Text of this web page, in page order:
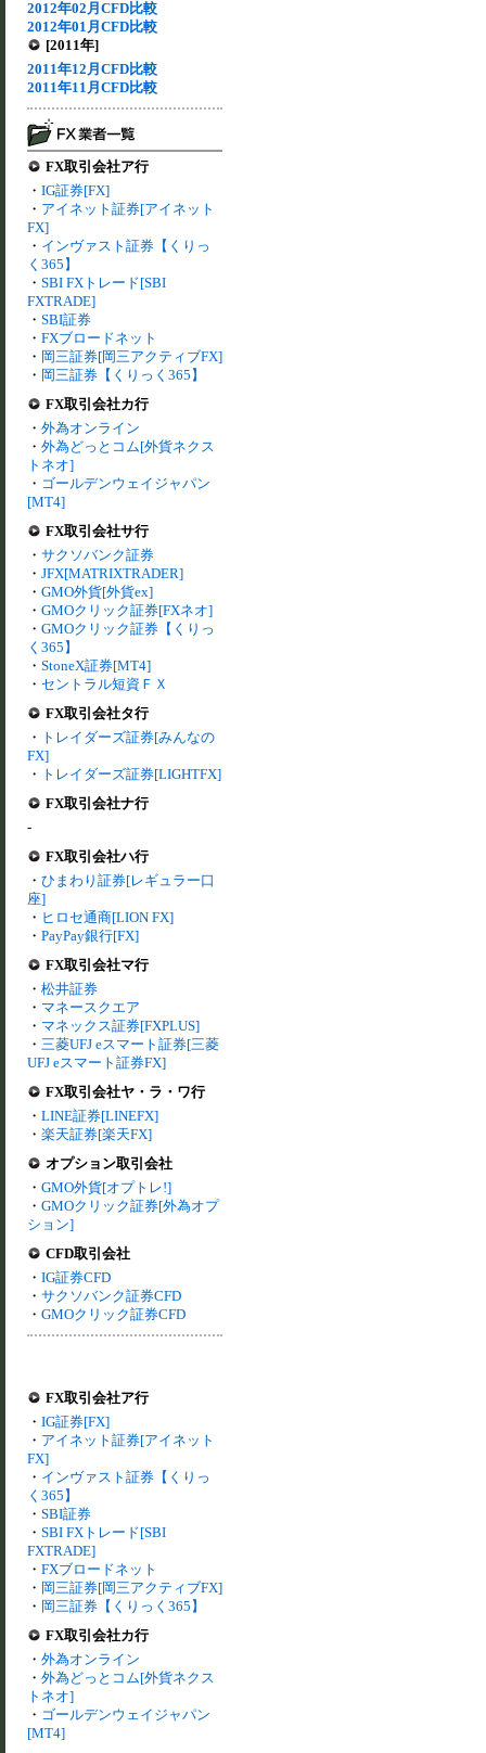
2012年02月CFD比較
2012年01月CFD比較
[2011年]
2011年12月CFD比較
2011年11月CFD比較
FX取引会社ア行
・ IG証券[FX]
・ アイネット証券[アイネット
FX]
・ インヴァスト証券【くりっ
く365】
・ SBI FXトレード[SBI
FXTRADE]
・ SBI証券
・ FXブロードネット
・ 岡三証券[岡三アクティブFX]
・ 岡三証券【くりっく365】
FX取引会社カ行
・ 外為オンライン
・ 外為どっとコム[外貨ネクス
トネオ]
・ ゴールデンウェイジャパン
[MT4]
FX取引会社サ行
・ サクソバンク証券
・ JFX[MATRIXTRADER]
・ GMO外貨[外貨ex]
・ GMOクリック証券[FXネオ]
・ GMOクリック証券【くりっ
く365】
・ StoneX証券[MT4]
・ セントラル短資ＦＸ
FX取引会社タ行
・ トレイダーズ証券[みんなの
FX]
・ トレイダーズ証券[LIGHTFX]
FX取引会社ナ行
-
FX取引会社ハ行
・ ひまわり証券[レギュラー口
座]
・ ヒロセ通商[LION FX]
・ PayPay銀行[FX]
FX取引会社マ行
・ 松井証券
・ マネースクエア
・ マネックス証券[FXPLUS]
・ 三菱UFJ eスマート証券[三菱
UFJ eスマート証券FX]
FX取引会社ヤ・ラ・ワ行
・ LINE証券[LINEFX]
・ 楽天証券[楽天FX]
オプション取引会社
・ GMO外貨[オプトレ!]
・ GMOクリック証券[外為オプ
ション]
CFD取引会社
・ IG証券CFD
・ サクソバンク証券CFD
・ GMOクリック証券CFD
FX取引会社ア行
・ IG証券[FX]
・ アイネット証券[アイネット
FX]
・ インヴァスト証券【くりっ
く365】
・ SBI証券
・ SBI FXトレード[SBI
FXTRADE]
・ FXブロードネット
・ 岡三証券[岡三アクティブFX]
・ 岡三証券【くりっく365】
FX取引会社カ行
・ 外為オンライン
・ 外為どっとコム[外貨ネクス
トネオ]
・ ゴールデンウェイジャパン
[MT4]